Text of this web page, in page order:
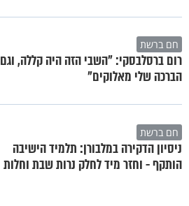
חם ברשת
רום ברסלבסקי: "השבי הזה היה קללה, וגם
הברכה שלי מאלוקים"
חם ברשת
ניסיון הדקירה במלבורן: תלמיד הישיבה
הותקף - וחזר מיד לחלק נרות שבת וחלות